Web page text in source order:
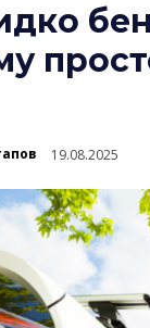
19.08.2025